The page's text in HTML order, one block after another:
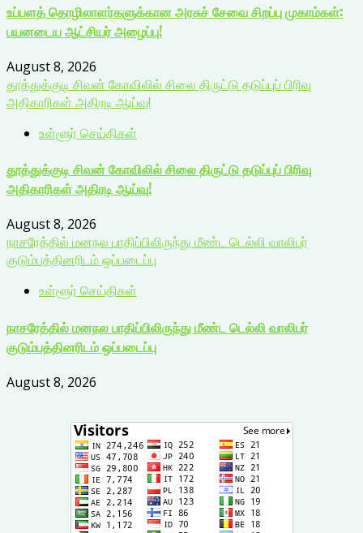
உப்பளத் தொழிலாளர்களுக்கான அரசுச் சேவை சிறப்பு முகாம்கள்:
பயனடைய ஆட்சியர் அழைப்பு!
August 8, 2026
தூத்துக்குடி சிவன் கோவிலில் சிலை திருட்டு தடுப்புப் பிரிவு
அதிகாரிகள் அதிரடி ஆய்வு!
உள்ளூர் செய்திகள்
தூத்துக்குடி சிவன் கோவிலில் சிலை திருட்டு தடுப்புப் பிரிவு
அதிகாரிகள் அதிரடி ஆய்வு!
August 8, 2026
நாசரேத்தில் மனநல பாதிப்பிலிருந்து மீண்ட டெல்லி வாலிபர்
குடும்பத்தினரிடம் ஒப்படைப்பு
உள்ளூர் செய்திகள்
நாசரேத்தில் மனநல பாதிப்பிலிருந்து மீண்ட டெல்லி வாலிபர்
குடும்பத்தினரிடம் ஒப்படைப்பு
August 8, 2026